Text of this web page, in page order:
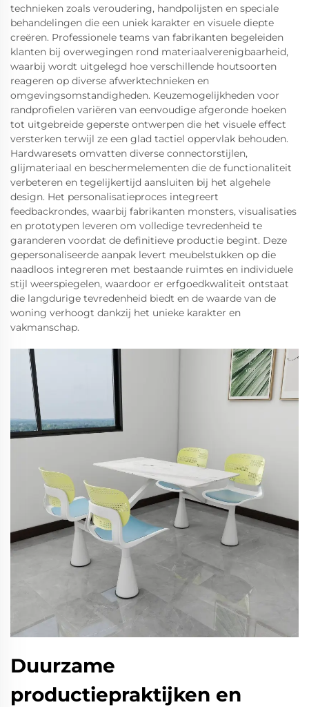
technieken zoals veroudering, handpolijsten en speciale
behandelingen die een uniek karakter en visuele diepte
creëren. Professionele teams van fabrikanten begeleiden
klanten bij overwegingen rond materiaalverenigbaarheid,
waarbij wordt uitgelegd hoe verschillende houtsoorten
reageren op diverse afwerktechnieken en
omgevingsomstandigheden. Keuzemogelijkheden voor
randprofielen variëren van eenvoudige afgeronde hoeken
tot uitgebreide geperste ontwerpen die het visuele effect
versterken terwijl ze een glad tactiel oppervlak behouden.
Hardwaresets omvatten diverse connectorstijlen,
glijmateriaal en beschermelementen die de functionaliteit
verbeteren en tegelijkertijd aansluiten bij het algehele
design. Het personalisatieproces integreert
feedbackrondes, waarbij fabrikanten monsters, visualisaties
en prototypen leveren om volledige tevredenheid te
garanderen voordat de definitieve productie begint. Deze
gepersonaliseerde aanpak levert meubelstukken op die
naadloos integreren met bestaande ruimtes en individuele
stijl weerspiegelen, waardoor er erfgoedkwaliteit ontstaat
die langdurige tevredenheid biedt en de waarde van de
woning verhoogt dankzij het unieke karakter en
vakmanschap.
Duurzame
productiepraktijken en